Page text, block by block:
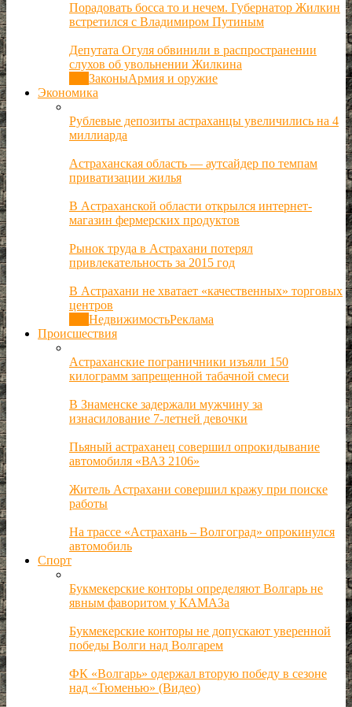
Порадовать босса то и нечем. Губернатор Жилкин
встретился с Владимиром Путиным
Депутата Огуля обвинили в распространении
слухов об увольнении Жилкина
ЗаконыАрмия и оружие
Экономика
Рублевые депозиты астраханцы увеличились на 4
миллиарда
Астраханская область — аутсайдер по темпам
приватизации жилья
В Астраханской области открылся интернет-
магазин фермерских продуктов
Рынок труда в Астрахани потерял
привлекательность за 2015 год
В Астрахани не хватает «качественных» торговых
центров
НедвижимостьРеклама
Происшествия
Астраханские пограничники изъяли 150
килограмм запрещенной табачной смеси
В Знаменске задержали мужчину за
изнасилование 7-летней девочки
Пьяный астраханец совершил опрокидывание
автомобиля «ВАЗ 2106»
Житель Астрахани совершил кражу при поиске
работы
На трассе «Астрахань – Волгоград» опрокинулся
автомобиль
Спорт
Букмекерские конторы определяют Волгарь не
явным фаворитом у КАМАЗа
Букмекерские конторы не допускают уверенной
победы Волги над Волгарем
ФК «Волгарь» одержал вторую победу в сезоне
над «Тюменью» (Видео)